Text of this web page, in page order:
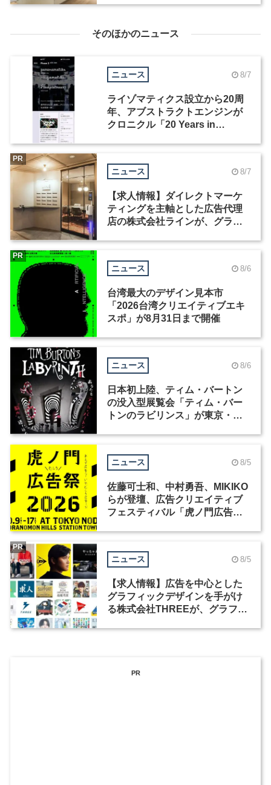
そのほかのニュース
ニュース 8/7
ライゾマティクス設立から20周
年、アブストラクトエンジンが
クロニクル「20 Years in
ニュース 8/7
【求人情報】ダイレクトマーケ
ティングを主軸とした広告代理
店の株式会社ラインが、グラフ
PR
ニュース 8/6
台湾最大のデザイン見本市
「2026台湾クリエイティブエキ
スポ」が8月31日まで開催
PR
ニュース 8/6
日本初上陸、ティム・バートン
の没入型展覧会「ティム・バー
トンのラビリンス」が東京・豊
ニュース 8/5
佐藤可士和、中村勇吾、MIKIKO
らが登壇、広告クリエイティブ
フェスティバル「虎ノ門広告
ニュース 8/5
【求人情報】広告を中心とした
グラフィックデザインを手がけ
る株式会社THREEが、グラフィ
PR
PR